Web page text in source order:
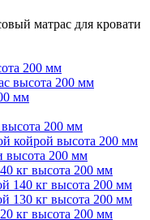
матрас для кровати
200 мм
высота 200 мм
мм
высота 200 мм
койрой высота 200 мм
высота 200 мм
кг высота 200 мм
140 кг высота 200 мм
130 кг высота 200 мм
кг высота 200 мм